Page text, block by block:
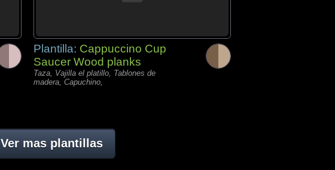
Plantilla: Cappuccino Cup
Saucer Wood planks
Taza, Vajilla el platillo, Tablones de
madera, Capuchino,
Ver mas plantillas